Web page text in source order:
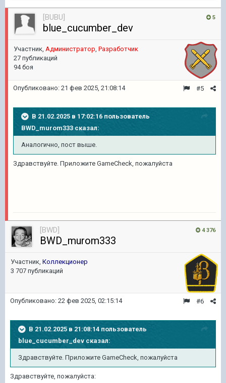
5
[BUBU]
blue_cucumber_dev
Участник, Администратор, Разработчик
27 публикаций
94 боя
#5
Опубликовано: 21 фев 2025, 21:08:14
В 21.02.2025 в 17:02:16 пользователь
BWD_murom333сказал:
Аналогично, пост выше.
Здравствуйте. Приложите GameCheck, пожалуйста
4 376
[BWD]
BWD_murom333
Участник, Коллекционер
3 707 публикаций
#6
Опубликовано: 22 фев 2025, 02:15:14
В 21.02.2025 в 21:08:14 пользователь
blue_cucumber_dev сказал:
Здравствуйте. Приложите GameCheck, пожалуйста
Здравствуйте, пожалуйста: